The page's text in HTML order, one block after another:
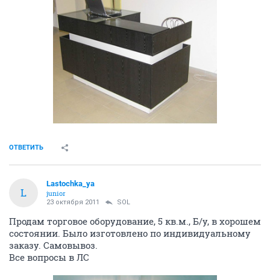
ОТВЕТИТЬ
L
Lastochka_ya
junior
23 октября 2011 SOL
Продам торговое оборудование, 5 кв.м., Б/у, в хорошем
состоянии. Было изготовлено по индивидуальному
заказу. Самовывоз.
Все вопросы в ЛС